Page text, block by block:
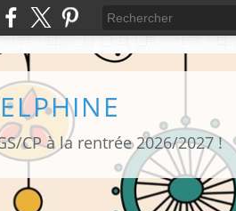
CP à la rentrée 2026/2027 !